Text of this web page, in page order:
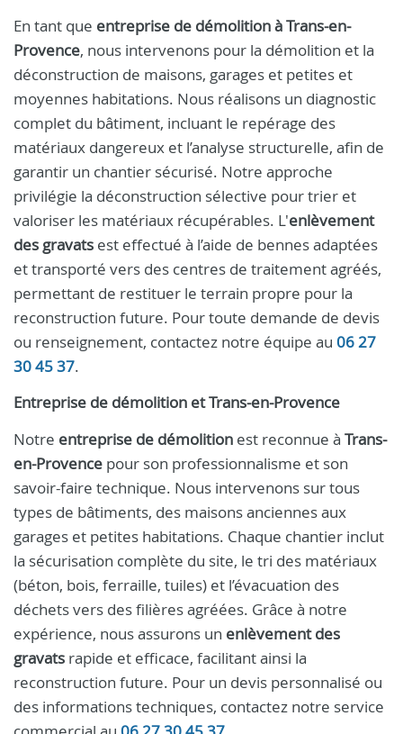
En tant que entreprise de démolition à Trans-en-
Provence, nous intervenons pour la démolition et la
déconstruction de maisons, garages et petites et
moyennes habitations. Nous réalisons un diagnostic
complet du bâtiment, incluant le repérage des
matériaux dangereux et l’analyse structurelle, afin de
garantir un chantier sécurisé. Notre approche
privilégie la déconstruction sélective pour trier et
valoriser les matériaux récupérables. L'enlèvement
des gravats est effectué à l’aide de bennes adaptées
et transporté vers des centres de traitement agréés,
permettant de restituer le terrain propre pour la
reconstruction future. Pour toute demande de devis
ou renseignement, contactez notre équipe au 06 27
30 45 37.
Entreprise de démolition et Trans-en-Provence
Notre entreprise de démolition est reconnue à Trans-
en-Provence pour son professionnalisme et son
savoir-faire technique. Nous intervenons sur tous
types de bâtiments, des maisons anciennes aux
garages et petites habitations. Chaque chantier inclut
la sécurisation complète du site, le tri des matériaux
(béton, bois, ferraille, tuiles) et l’évacuation des
déchets vers des filières agréées. Grâce à notre
expérience, nous assurons un enlèvement des
gravats rapide et efficace, facilitant ainsi la
reconstruction future. Pour un devis personnalisé ou
des informations techniques, contactez notre service